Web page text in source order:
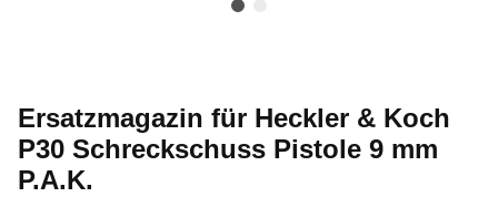
Ersatzmagazin für Heckler & Koch
P30 Schreckschuss Pistole 9 mm
P.A.K.